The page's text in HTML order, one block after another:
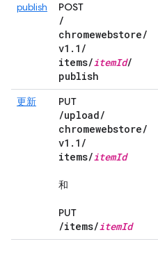
publish POST
/
chromewebstore/
v1 . 1 /
items/itemId/
publish
更新
PUT
/upload/
chromewebstore/
v1 . 1 /
items/itemId
和
PUT
/items/itemId